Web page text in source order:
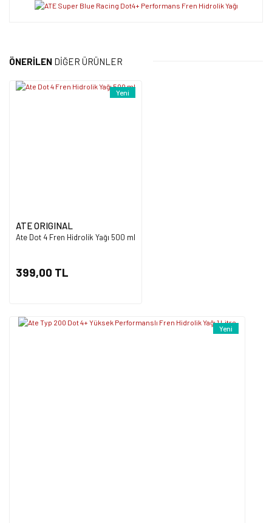
Yorum Yaz
tarafımıza iletebilirsiniz.
ÖNERİLEN DİĞER ÜRÜNLER
Yeni
ATE ORIGINAL
Ate Dot 4 Fren Hidrolik Yağı 500 ml
399,00 TL
Yeni